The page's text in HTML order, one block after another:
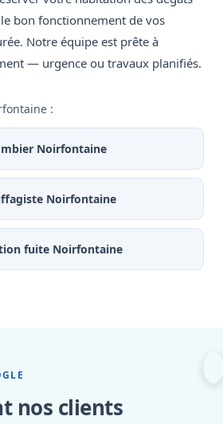
bon fonctionnement de vos
Notre équipe est prête à
— urgence ou travaux planifiés.
:
Noirfontaine
Noirfontaine
fuite Noirfontaine
nos clients